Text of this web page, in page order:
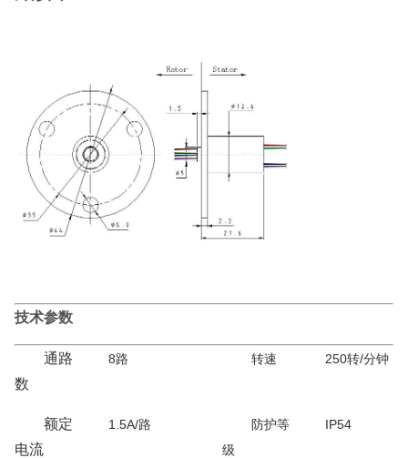
技术参数
通路
数
8路 转速 250转/分钟
额定
电流
1.5A/路
防护等
级
IP54